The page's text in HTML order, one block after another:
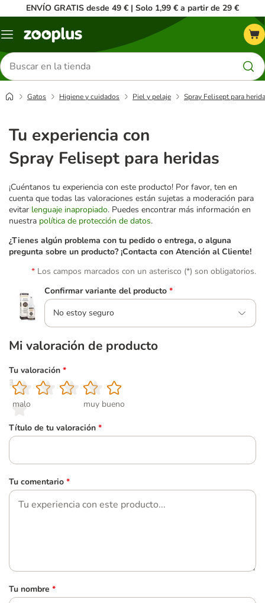
ENVÍO GRATIS desde 49 € | Solo 1,99 € a partir de 29 €
Menú
Buscar
productos
Gatos Higiene y cuidados Piel y pelaje Spray Felisept para
Tu experiencia con
Spray Felisept para heridas
¡Cuéntanos tu experiencia con este producto! Por favor, ten en
cuenta que todas las valoraciones están sujetas a moderación para
evitar lenguaje inapropiado. Puedes encontrar más información en
nuestra política de protección de datos.
¿Tienes algún problema con tu pedido o entrega, o alguna
pregunta sobre un producto? ¡Contacta con Atención al Cliente!
Los campos marcados con un asterisco (*) son obligatorios.
Confirmar variante del producto *
No estoy seguro
Mi valoración de producto
Tu valoración *
1
malo
2
3
4
5
muy bueno
Título de tu valoración *
Tu comentario *
Tu nombre *